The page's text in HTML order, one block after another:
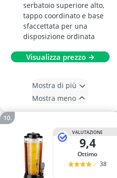
serbatoio superiore alto,
tappo coordinato e base
sfaccettata per una
disposizione ordinata
Visualizza prezzo →
Mostra di più
Mostra meno
VALUTAZIONE
9,4
Ottimo
38